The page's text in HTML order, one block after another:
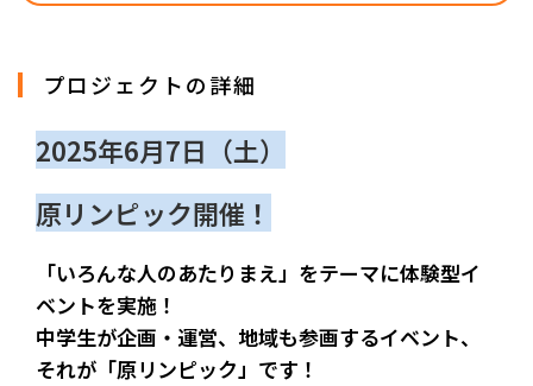
プロジェクトの詳細
2025年6月7日（土）
原リンピック開催！
「いろんな人のあたりまえ」をテーマに体験型イ
ベントを実施！
中学生が企画・運営、地域も参画するイベント、
それが「原リンピック」です！